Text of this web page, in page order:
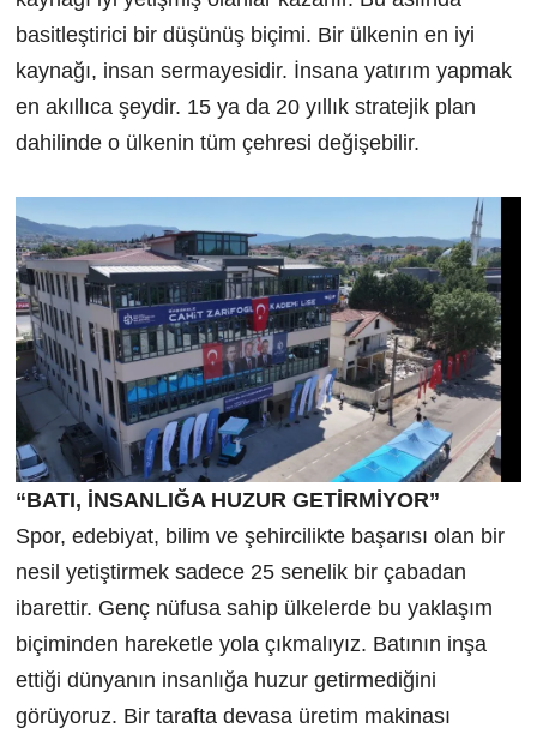
basitleştirici bir düşünüş biçimi. Bir ülkenin en iyi
kaynağı, insan sermayesidir. İnsana yatırım yapmak
en akıllıca şeydir. 15 ya da 20 yıllık stratejik plan
dahilinde o ülkenin tüm çehresi değişebilir.
“BATI, İNSANLIĞA HUZUR GETİRMİYOR”
Spor, edebiyat, bilim ve şehircilikte başarısı olan bir
nesil yetiştirmek sadece 25 senelik bir çabadan
ibarettir. Genç nüfusa sahip ülkelerde bu yaklaşım
biçiminden hareketle yola çıkmalıyız. Batının inşa
ettiği dünyanın insanlığa huzur getirmediğini
görüyoruz. Bir tarafta devasa üretim makinası